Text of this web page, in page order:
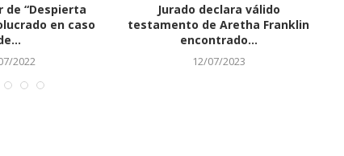
de “Despierta
en caso
2022
Jurado declara válido
testamento de Aretha Franklin
encontrado...
12/07/2023